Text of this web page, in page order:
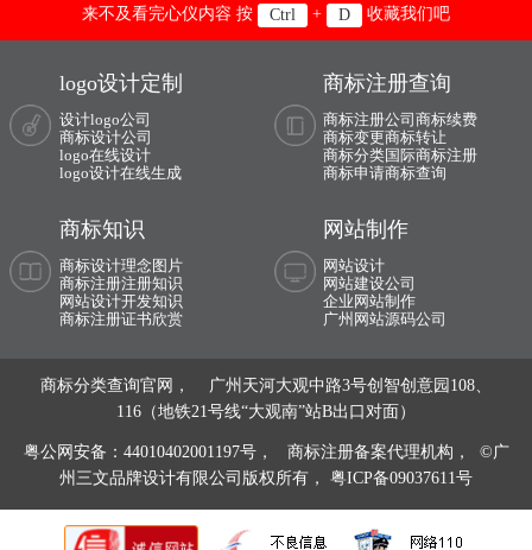
医药logo设计 药企logo设计
药店logo设计
医疗器械logo设计 眼镜logo设计
音箱logo设计 音响logo设计
饮料logo设计 运动鞋logo设计
运动服logo设计 亚洲‌银行logo设计
银行logo设计
艺术学院logo设计 英语培训logo设计
娱乐logo设计 音乐logo设计
来不及看完心仪内容 按 Ctrl + D 收藏我们吧
logo设计定制
设计logo公司
商标设计公司
logo在线设计
logo设计在线生成
商标注册查询
商标注册公司 商标续费
商标变更商标转让
商标分类国际商标注册
商标申请商标查询
商标知识
商标设计理念图片
商标注册注册知识
网站设计开发知识
商标注册证书欣赏
网站制作
网站设计
网站建设公司
企业网站制作
广州网站源码公司
商标分类查询官网， 广州天河大观中路3号创智创意园108、
116（地铁21号线“大观南”站B出口对面）
粤公网安备：44010402001197号，
商标注册备案代理机构， ©广
州三文品牌设计有限公司版权所有， 粤ICP备09037611号